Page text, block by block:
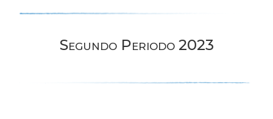
Segundo Periodo 2023